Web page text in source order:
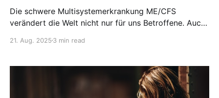
Die schwere Multisystemerkrankung ME/CFS
verändert die Welt nicht nur für uns Betroffene. Auch
betroffen: die Angehörigen, die PartnerInnen, Eltern,
versuchen, da zu sein, obwohl nichts mehr ist, wie es
war. Sie kochen unsere Lieblingsgerichte,
21. Aug. 2025 3 min read